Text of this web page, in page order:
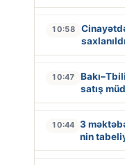
10:58
saxlanıldı
10:47
satış
10:44 3
nin